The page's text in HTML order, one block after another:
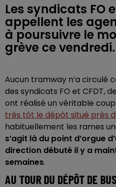
Les syndicats FO
appellent les
à poursuivre le
grève ce vendredi.
Aucun tramway n’a circulé
des syndicats FO et CFDT,
ont réalisé un véritable
très tôt le dépôt situé près
habituellement les rames
s’agit là du point d’orgue
direction débuté il y a
semaines.
AU TOUR DU DÉPÔT DE